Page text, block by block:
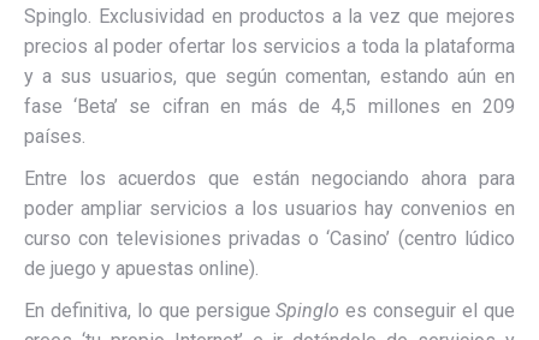
Spinglo. Exclusividad en productos a la vez que mejores
precios al poder ofertar los servicios a toda la plataforma
y a sus usuarios, que según comentan, estando aún en
fase ‘Beta’ se cifran en más de 4,5 millones en 209
países.
Entre los acuerdos que están negociando ahora para
poder ampliar servicios a los usuarios hay convenios en
curso con televisiones privadas o ‘Casino’ (centro lúdico
de juego y apuestas online).
En definitiva, lo que persigueSpinglo es conseguir el que